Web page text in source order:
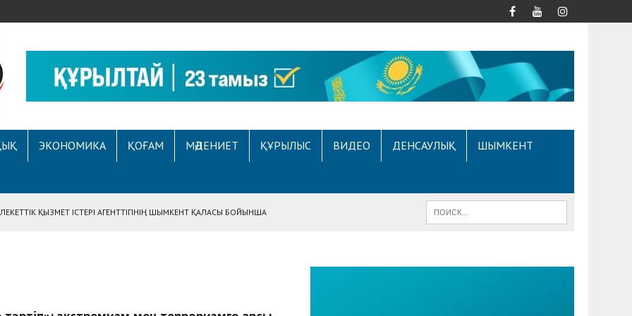
ЭКОНОМИКА ҚОҒАМ МӘДЕНИЕТ ҚҰРЫЛЫС ВИДЕО ДЕНСАУЛЫҚ ШЫМКЕНТ
ҚЫЗМЕТ ІСТЕРІ АГЕНТТІГІНІҢ ШЫМКЕНТ ҚАЛАСЫ БОЙЫНША
СҰХБАТ БЕРІЛДІ